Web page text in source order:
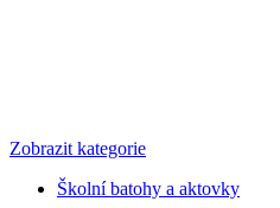
Zobrazit kategorie
Školní batohy a aktovky